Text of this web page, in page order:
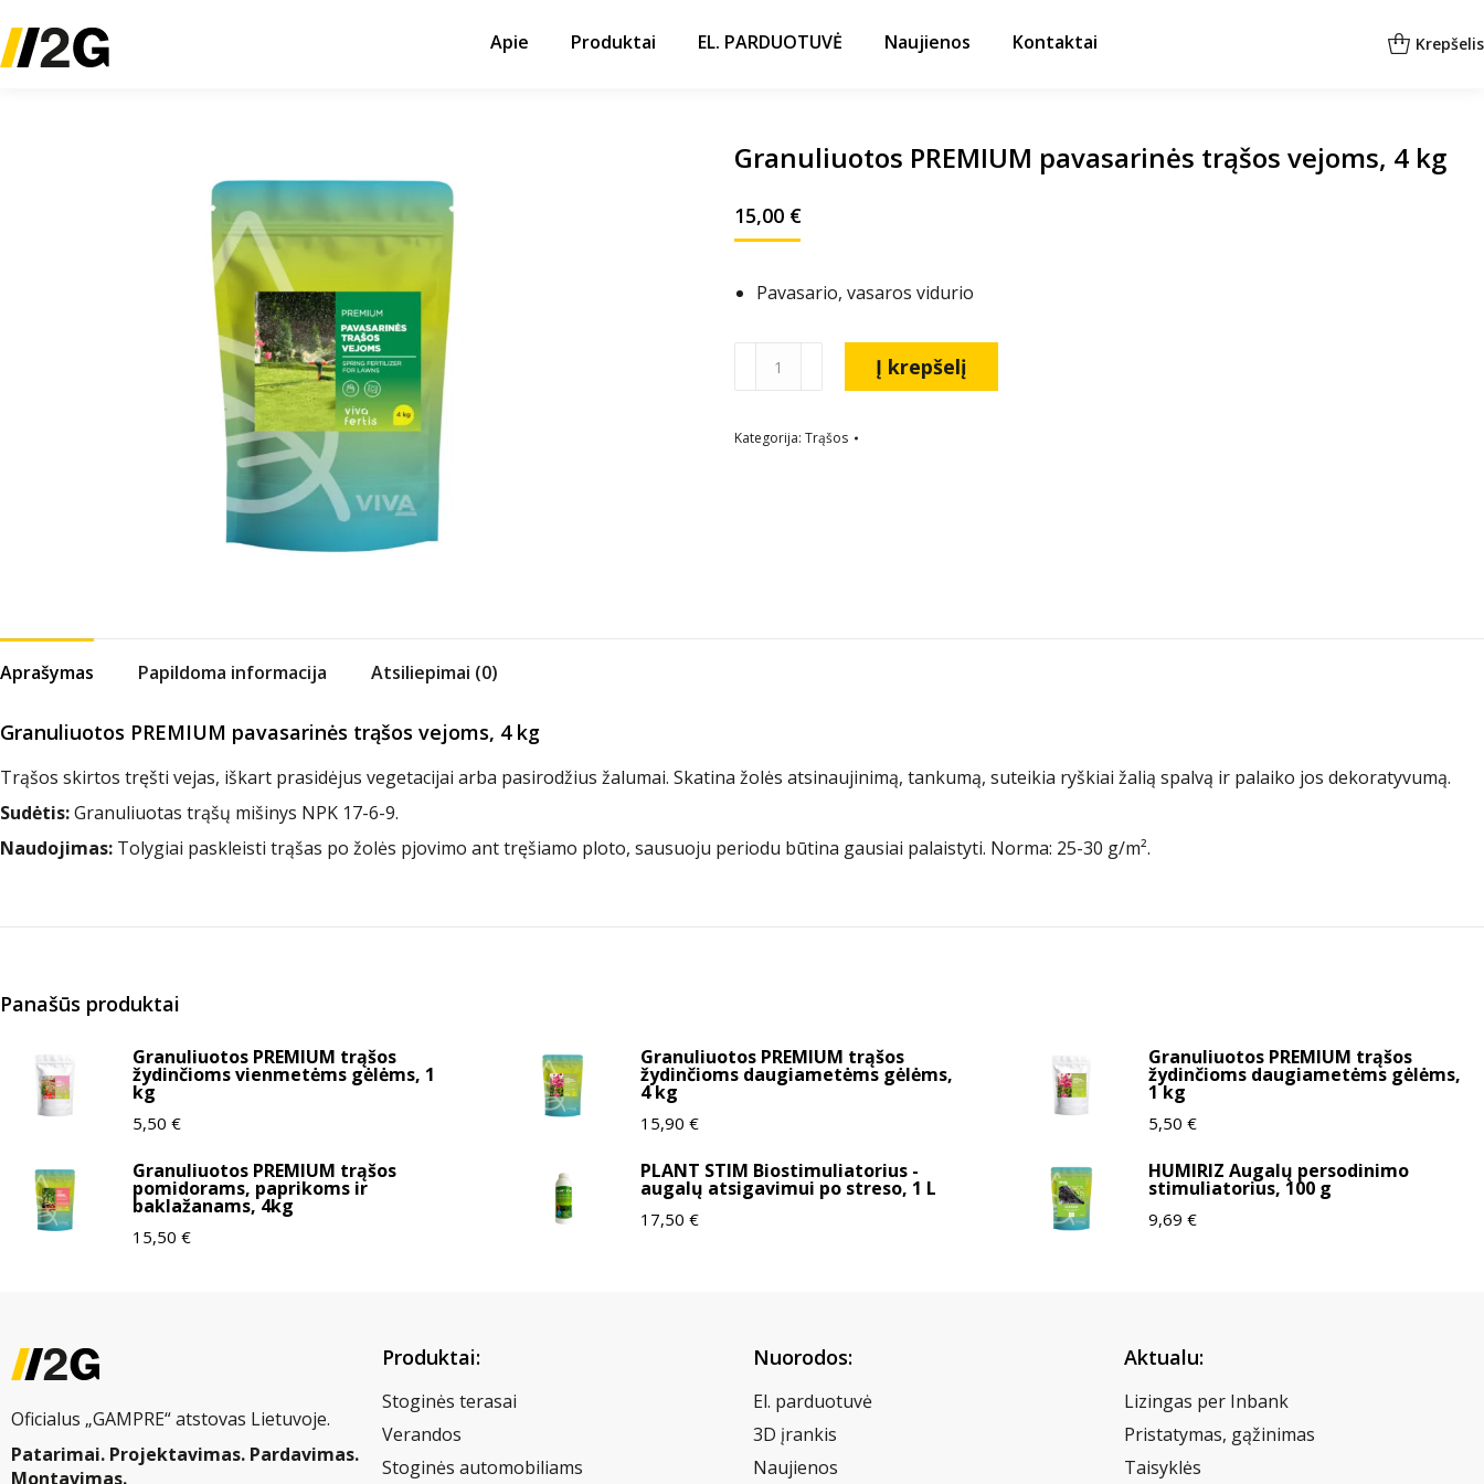
Apie Produktai EL. PARDUOTUVĖ Naujienos Kontaktai Krepšelis
Granuliuotos PREMIUM pavasarinės trąšos vejoms, 4 kg
15,00 €
Pavasario, vasaros vidurio
Į krepšelį
Kategorija: Trąšos
Aprašymas Papildoma informacija Atsiliepimai (0)
Granuliuotos PREMIUM pavasarinės trąšos vejoms, 4 kg
Trąšos skirtos tręšti vejas, iškart prasidėjus vegetacijai arba pasirodžius žalumai. Skatina žolės atsinaujinimą, tankumą, suteikia ryškiai žalią spalvą ir palaiko jos dekoratyvumą.
Sudėtis:Granuliuotas trąšų mišinys NPK 17-6-9.
Naudojimas: Tolygiai paskleisti trąšas po žolės pjovimo ant tręšiamo ploto, sausuoju periodu būtina gausiai palaistyti. Norma: 25-30 g/m².
Panašūs produktai
Granuliuotos PREMIUM trąšos
žydinčioms vienmetėms gėlėms, 1
kg
5,50 €
Granuliuotos PREMIUM trąšos
žydinčioms daugiametėms gėlėms,
4 kg
15,90€
Granuliuotos PREMIUM trąšos
žydinčioms daugiametėms gėlėms,
1 kg
5,50€
Granuliuotos PREMIUM trąšos
pomidorams, paprikoms ir
baklažanams, 4kg
15,50 €
PLANT STIM Biostimuliatorius -
augalų atsigavimui po streso, 1 L
17,50€
HUMIRIZ Augalų persodinimo
stimuliatorius, 100 g
9,69€
Oficialus „GAMPRE“ atstovas Lietuvoje.
Patarimai. Projektavimas. Pardavimas.
Montavimas.
Produktai:
Stoginės terasai
Verandos
Stoginės automobiliams
Nuorodos:
El. parduotuvė
3D įrankis
Naujienos
Aktualu:
Lizingas per Inbank
Pristatymas, gąžinimas
Taisyklės